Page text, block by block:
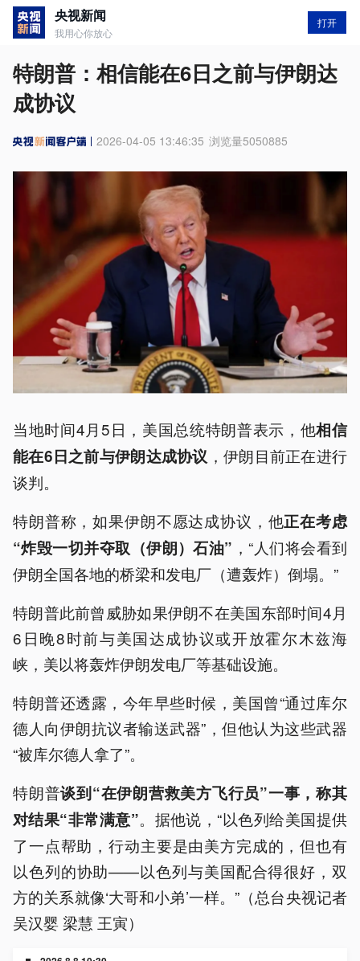
央视新闻
我用心你放心
打开
特朗普：相信能在6日之前与伊朗达
成协议
2026-04-05 13:46:35 浏览量5050885
当地时间4月5日，美国总统特朗普表示，他相信
能在6日之前与伊朗达成协议 ，伊朗目前正在进行
谈判。
特朗普称，如果伊朗不愿达成协议，他正在考虑
“炸毁一切并夺取（伊朗）石油” ，“人们将会看到
伊朗全国各地的桥梁和发电厂（遭轰炸）倒塌。”
特朗普此前曾威胁如果伊朗不在美国东部时间4月
6日晚8时前与美国达成协议或开放霍尔木兹海
峡，美以将轰炸伊朗发电厂等基础设施。
特朗普还透露，今年早些时候，美国曾“通过库尔
德人向伊朗抗议者输送武器”，但他认为这些武器
“被库尔德人拿了”。
特朗普谈到“在伊朗营救美方飞行员”一事，称其
对结果“非常满意”。据他说，“以色列给美国提供
了一点帮助，行动主要是由美方完成的，但也有
以色列的协助——以色列与美国配合得很好，双
方的关系就像‘大哥和小弟’一样。”（总台央视记者
吴汉婴 梁慧 王寅）